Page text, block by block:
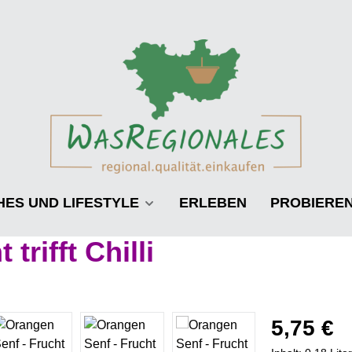
UND LIFESTYLE ERLEBEN
trifft Chilli
Regulärer
5,75 €